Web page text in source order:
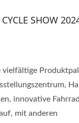
SHOW
vielfältige
innovative
mit anderen